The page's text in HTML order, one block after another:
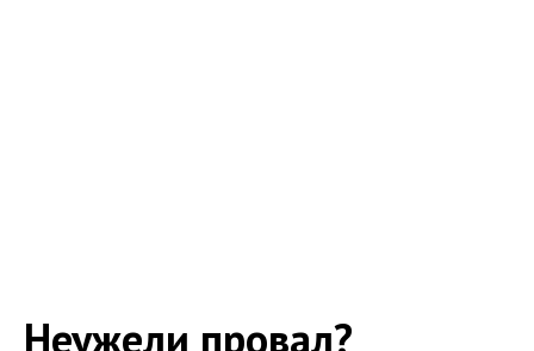
Тумбы
Неужели провал?